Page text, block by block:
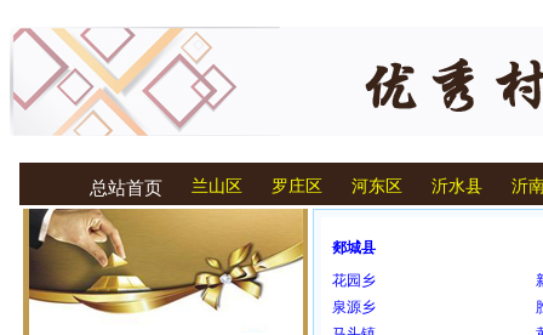
总站首页 兰山区 罗庄区 河东区 沂水县 沂
郯城县
花园乡
泉源乡